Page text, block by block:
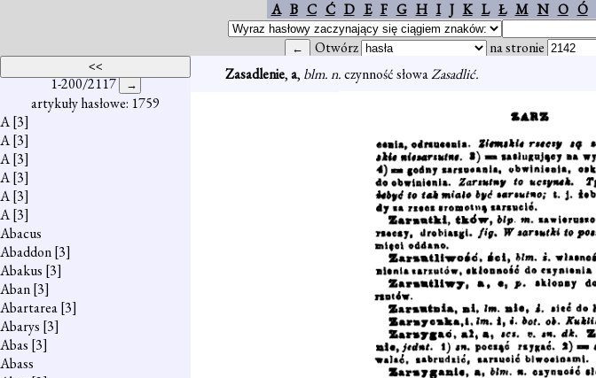
A B C Ć D E F G H I J K L Ł M N O Ó
Otwórz na stronie
1-200/2117
artykuły hasłowe: 1759
A[3]
A[3]
A[3]
A[3]
A[3]
A[3]
Abacus
Abaddon[3]
Abakus [3]
Aban[3]
Abartarea[3]
Abarys [3]
Abas [3]
Abass
Zasadlenie,a, blm. n.czynność słowaZasadlić.